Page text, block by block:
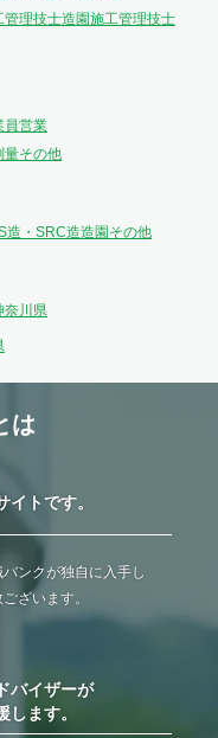
管理技士造園施工管理技士
員営業
量その他
造・SRC造造園 その他
奈川県
は
トです。
ンクが独自に入手し
ざいます。
バイザーが
ます。